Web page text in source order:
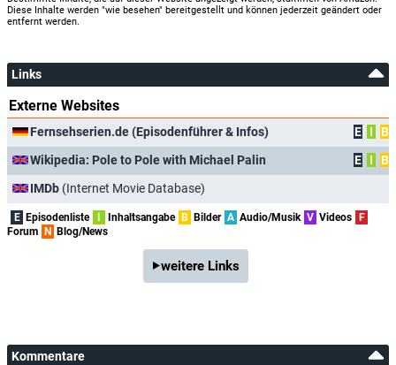
Diese Inhalte werden "wie besehen" bereitgestellt und können jederzeit geändert oder
entfernt werden.
Links
Externe Websites
Fernsehserien.de (Episodenführer & Infos) E I
B
Wikipedia: Pole to Pole with Michael Palin
E I
B
IMDb (Internet Movie Database)
E Episodenliste Inhaltsangabe B Bilder A Audio/Musik V Videos
F
Forum
N Blog/News
weitere Links
Kommentare